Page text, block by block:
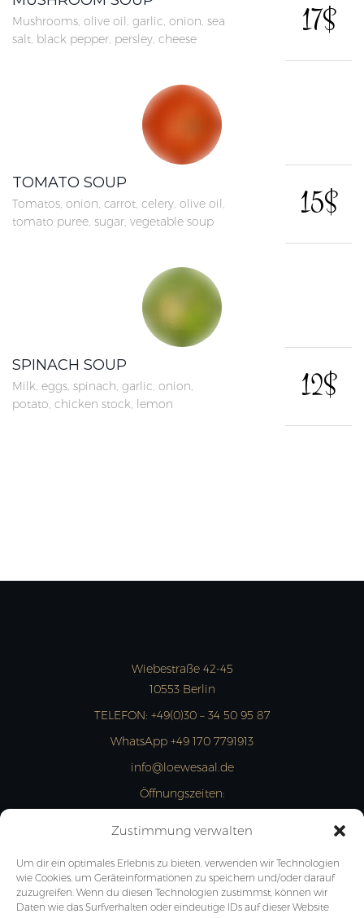
Zustimmung verwalten
Um dir ein optimales Erlebnis zu bieten, verwenden wir Technologien
wie Cookies, um Geräteinformationen zu speichern und/oder darauf
zuzugreifen. Wenn du diesen Technologien zustimmst, können wir
Daten wie das Surfverhalten oder eindeutige IDs auf dieser Website
Mushrooms, olive oil, garlic, onion, sea
salt, black pepper, persley, cheese
17$
TOMATO SOUP
Tomatos, onion, carrot, celery, olive oil,
tomato puree, sugar, vegetable soup
15$
SPINACH SOUP
Milk, eggs, spinach, garlic, onion,
potato, chicken stock, lemon
12$
Wiebestraße 42-45
10553 Berlin
TELEFON: +49(0)30 – 34 50 95 87
WhatsApp +49 170 7791913
info@loewesaal.de
Öffnungszeiten:
JETZT ANFRAGEN